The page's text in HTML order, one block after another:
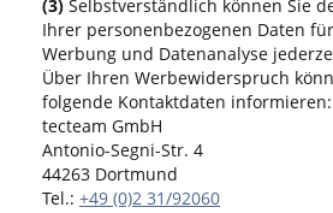
(3) Selbstverständlich können Sie
Ihrer personenbezogenen Daten
Werbung und Datenanalyse
Über Ihren Werbewiderspruch
folgende Kontaktdaten informieren:
tecteam GmbH
Antonio-Segni-Str. 4
44263 Dortmund
Tel.: +49 (0)2 31/92060